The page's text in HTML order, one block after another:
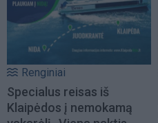
Renginiai
Specialus reisas iš
Klaipėdos į nemokamą